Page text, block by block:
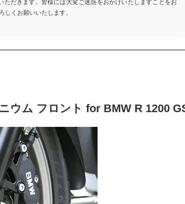
だきます。皆様には大変ご迷惑をおかけいたしますことをお
くお願いいたします。
ウム フロント for BMW R 1200